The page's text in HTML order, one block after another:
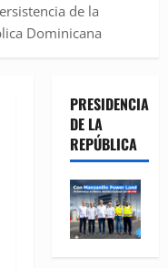
de la
Dominicana
PRESIDENCIA
DE LA
REPÚBLICA